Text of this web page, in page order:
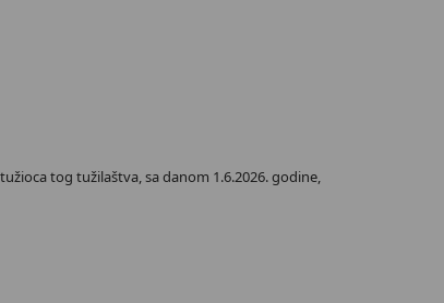
tog tužilaštva, sa danom 1.6.2026. godine,